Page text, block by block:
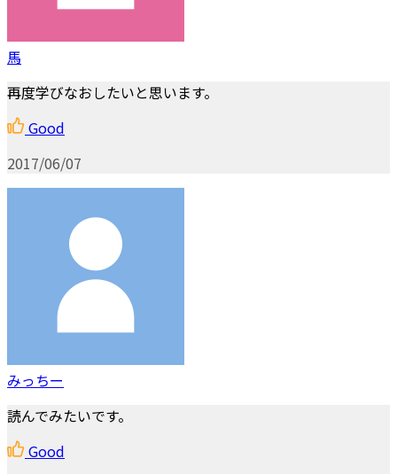
馬
再度学びなおしたいと思います。
Good
2017/06/07
みっちー
読んでみたいです。
Good